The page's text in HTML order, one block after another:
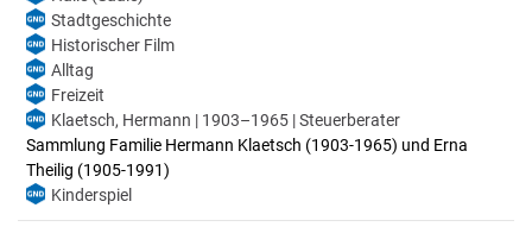
Stadtgeschichte
Historischer Film
Alltag
Freizeit
Klaetsch, Hermann | 1903–1965 | Steuerberater
Sammlung Familie Hermann Klaetsch (1903-1965) und Erna
Theilig (1905-1991)
Kinderspiel